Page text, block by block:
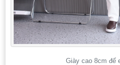
Giày cao 8cm đế